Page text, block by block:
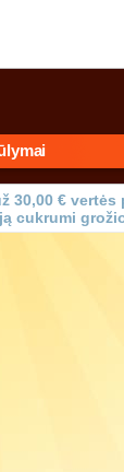
30,00 €
cukrumi